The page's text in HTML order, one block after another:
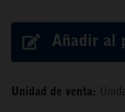
Añadir al
Unidad de venta: